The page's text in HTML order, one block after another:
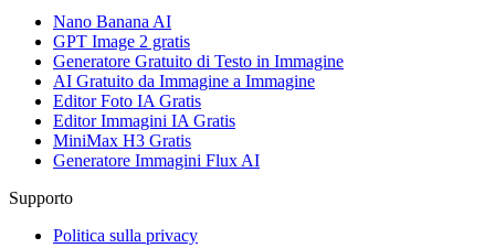
Nano Banana AI
GPT Image 2 gratis
Generatore Gratuito di Testo in Immagine
AI Gratuito da Immagine a Immagine
Editor Foto IA Gratis
Editor Immagini IA Gratis
MiniMax H3 Gratis
Generatore Immagini Flux AI
Supporto
Politica sulla privacy